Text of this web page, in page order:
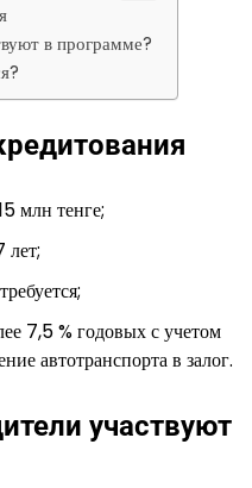
в программе?
млн тенге;
7,5 % годовых с учетом
автотранспорта в залог.
участвуют